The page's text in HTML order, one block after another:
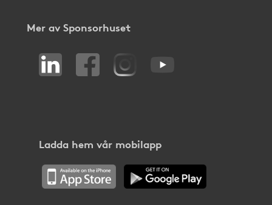
Mer av Sponsorhuset
Ladda hem vår mobilapp